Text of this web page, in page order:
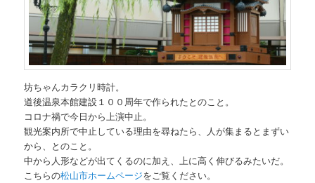
坊ちゃんカラクリ時計。
道後温泉本館建設１００周年で作られたとのこと。
コロナ禍で今日から上演中止。
観光案内所で中止している理由を尋ねたら、人が集まるとまずい
から、とのこと。
中から人形などが出てくるのに加え、上に高く伸びるみたいだ。
こちらの松山市ホームページをご覧ください。